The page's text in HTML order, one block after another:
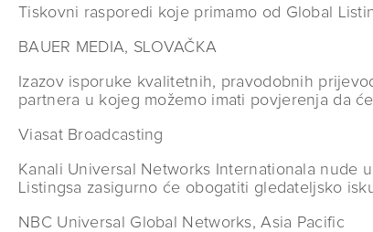
Tiskovni rasporedi koje primamo od Global
BAUER MEDIA, SLOVAČKA
Izazov isporuke kvalitetnih, pravodobnih
partnera u kojeg možemo imati povjerenja da
Viasat Broadcasting
Kanali Universal Networks Internationala nude
Listingsa zasigurno će obogatiti gledateljsko
NBC Universal Global Networks, Asia Pacific